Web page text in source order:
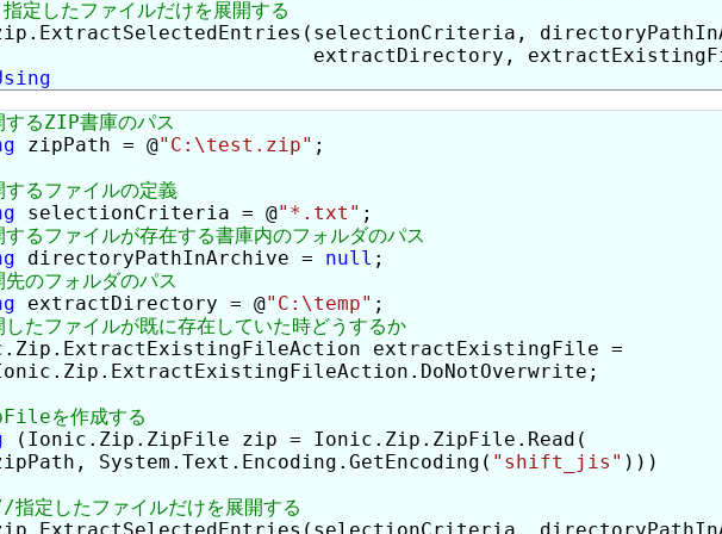
zipPath = @"C:\test.zip" ;
selectionCriteria = @"*.txt"
directoryPathInArchive = null
extractDirectory = @"C:\temp"
extractExistingFile =
(Ionic.Zip.ZipFile zip = Ionic.Zip.ZipFile.Read(
System.Text.Encoding.GetEncoding(
"shift_jis" )))